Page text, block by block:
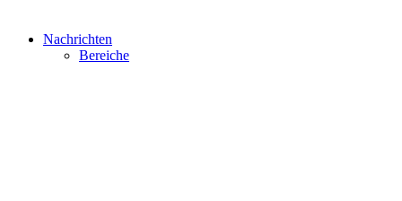
Nachrichten
Bereiche